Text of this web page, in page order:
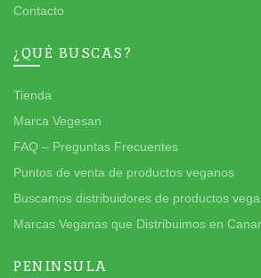
Contacto
¿QUÉ BUSCAS?
Tienda
Marca Vegesan
FAQ – Preguntas Frecuentes
Puntos de venta de productos veganos
Buscamos distribuidores de productos
Marcas Veganas que Distribuimos en
PENINSULA